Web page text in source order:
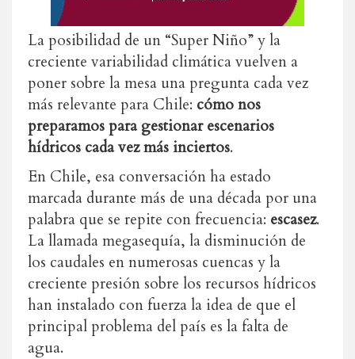
La posibilidad de un “Super Niño” y la
creciente variabilidad climática vuelven a
poner sobre la mesa una pregunta cada vez
más relevante para Chile: cómo nos
preparamos para gestionar escenarios
hídricos cada vez más inciertos.
En Chile, esa conversación ha estado
marcada durante más de una década por una
palabra que se repite con frecuencia: escasez.
La llamada megasequía, la disminución de
los caudales en numerosas cuencas y la
creciente presión sobre los recursos hídricos
han instalado con fuerza la idea de que el
principal problema del país es la falta de
agua.